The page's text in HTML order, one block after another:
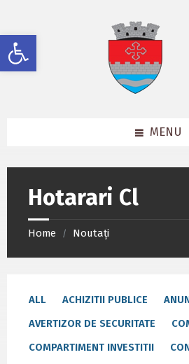
Deschide bara de unelte
content
left
sidebar
footer
MENU
Hotarari Cl
Home / Noutați
ALL ACHIZITII PUBLICE
AVERTIZOR DE SECURITATE
COMPARTIMENT INVESTITII